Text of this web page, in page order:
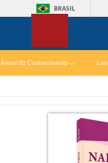
BRASIL
Áreas do Conhecimento